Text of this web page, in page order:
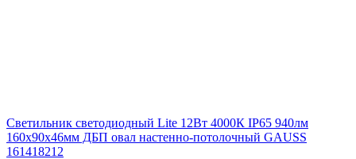
Светильник светодиодный Lite 12Вт 4000К IP65 940лм
160х90х46мм ДБП овал настенно-потолочный GAUSS
161418212